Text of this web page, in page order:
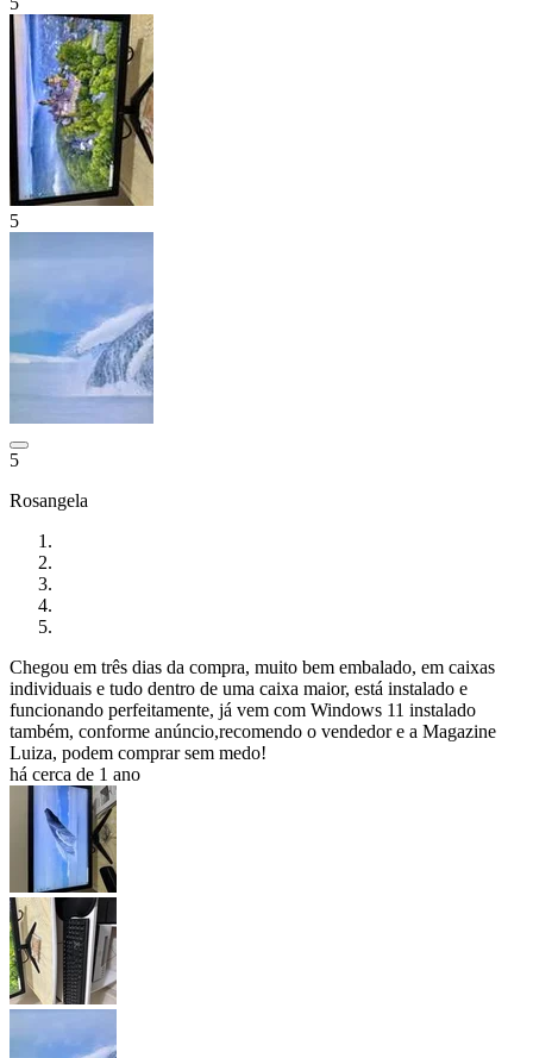
5
5
Rosangela
Chegou em três dias da compra, muito bem embalado, em caixas
individuais e tudo dentro de uma caixa maior, está instalado e
funcionando perfeitamente, já vem com Windows 11 instalado
também, conforme anúncio,recomendo o vendedor e a Magazine
Luiza, podem comprar sem medo!
há cerca de 1 ano